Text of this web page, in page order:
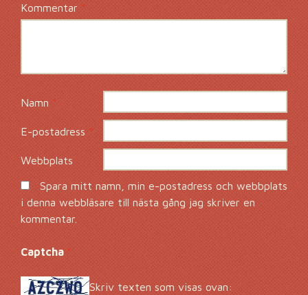
Kommentar*
Namn*
E-postadress*
Webbplats
Spara mitt namn, min e-postadress och webbplats
i denna webbläsare till nästa gång jag skriver en
kommentar.
Captcha *
Skriv texten som visas ovan: